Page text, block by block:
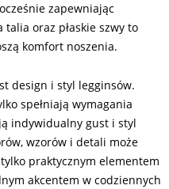
zapewniając
oraz płaskie szwy to
komfort noszenia.
design i styl legginsów.
spełniają wymagania
indywidualny gust i styl
wzorów i detali może
praktycznym elementem
akcentem w codziennych